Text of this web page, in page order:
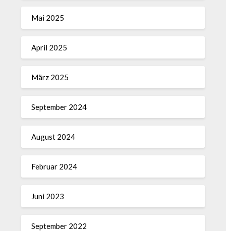
Mai 2025
April 2025
März 2025
September 2024
August 2024
Februar 2024
Juni 2023
September 2022